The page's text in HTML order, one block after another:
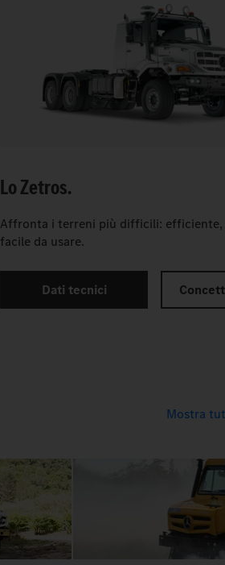
Lo Zetros.
Affronta i terreni più difficili: efficiente,
facile da usare.
Dati tecnici
Mostra